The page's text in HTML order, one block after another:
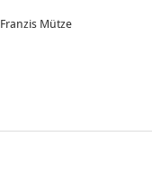
Franzis Mütze